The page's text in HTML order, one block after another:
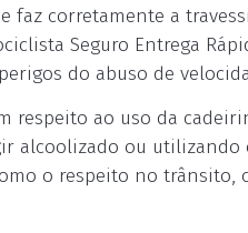
corretamente a
Seguro Entrega
do abuso de
respeito ao uso da
alcoolizado ou utilizando
o respeito no trânsito,